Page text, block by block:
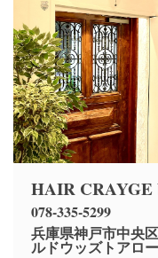
HAIR
078-335-5299
兵庫県神戸市中央
ルドウッズトアロ